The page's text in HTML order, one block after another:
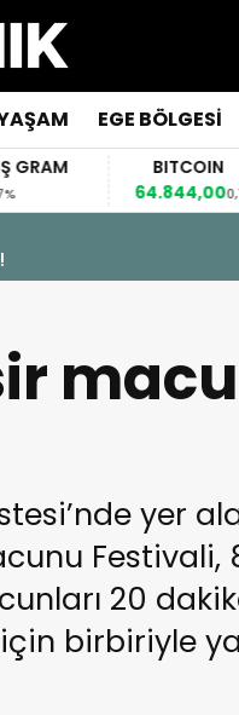
EGE BÖLGESİ
BITCOIN
64.844,000,70%
yer
20
birbiriyle